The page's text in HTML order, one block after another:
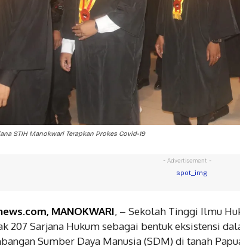
STIH Manokwari Terapkan Prokes Covid-19
- Advertisement -
MANOKWARI, – Sekolah Tinggi Ilmu
207 Sarjana Hukum sebagai bentuk eksistensi
Sumber Daya Manusia (SDM) di tanah